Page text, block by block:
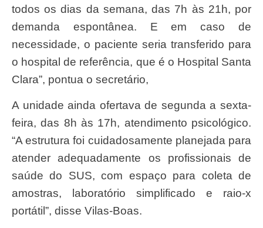
todos os dias da semana, das 7h às 21h, por
demanda espontânea. E em caso de
necessidade, o paciente seria transferido para
o hospital de referência, que é o Hospital Santa
Clara”, pontua o secretário,
A unidade ainda ofertava de segunda a sexta-
feira, das 8h às 17h, atendimento psicológico.
“A estrutura foi cuidadosamente planejada para
atender adequadamente os profissionais de
saúde do SUS, com espaço para coleta de
amostras, laboratório simplificado e raio-x
portátil”, disse Vilas-Boas.